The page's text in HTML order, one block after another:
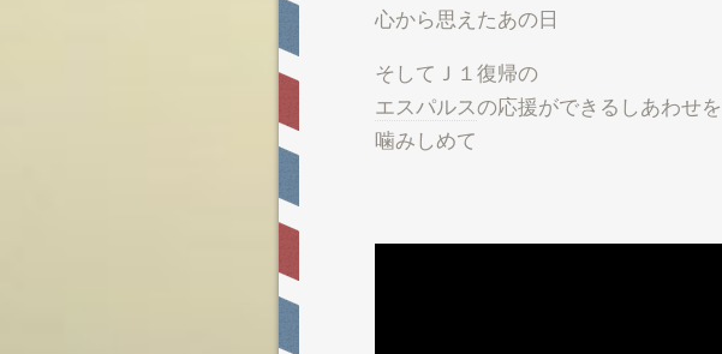
心から思えたあの日
そしてＪ１復帰の
エスパルスの応援ができるしあわせを
噛みしめて